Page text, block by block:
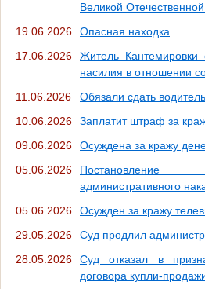
Великой
19.06.2026
Опасная находка
17.06.2026
Житель
насилия в отношении
11.06.2026
Обязали сдать
10.06.2026
Заплатит штраф за
09.06.2026
Осуждена за кражу
05.06.2026
административного
05.06.2026
Осужден за кражу
29.05.2026
Суд продлил
28.05.2026
Суд отказал в
договора купли-